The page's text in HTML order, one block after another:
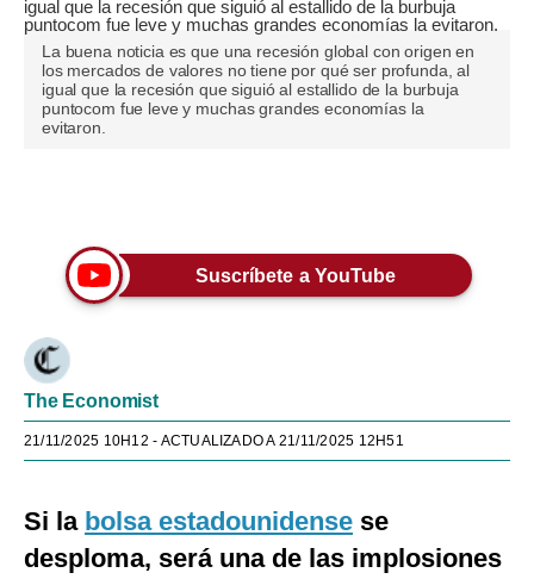
La buena noticia es que una recesión global con origen en
los mercados de valores no tiene por qué ser profunda, al
igual que la recesión que siguió al estallido de la burbuja
puntocom fue leve y muchas grandes economías la
evitaron.
Suscríbete a YouTube
The Economist
21/11/2025 10H12 - ACTUALIZADO A 21/11/2025 12H51
Si la bolsa estadounidense se
desploma, será una de las implosiones